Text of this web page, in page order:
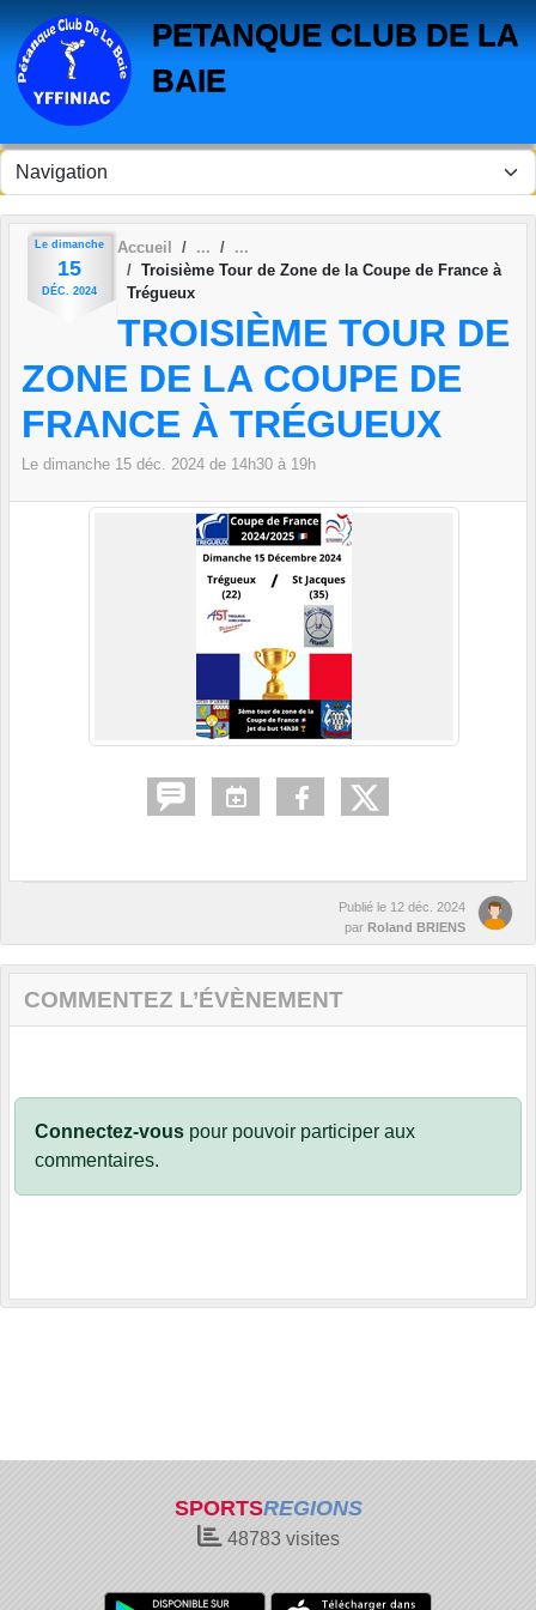
PETANQUE CLUB DE LA
BAIE
Le dimanche
15
DÉC. 2024
Accueil
Troisième Tour de Zone de la Coupe de France à
Trégueux
TROISIÈME TOUR DE
ZONE DE LA COUPE DE
FRANCE À TRÉGUEUX
Le dimanche 15 déc. 2024 de 14h30 à 19h
Publié le 12 déc. 2024
par Roland BRIENS
COMMENTEZ L’ÉVÈNEMENT
Connectez-vous pour pouvoir participer aux
commentaires.
SPORTSREGIONS
48783visites
Panneau de gestion des cookies